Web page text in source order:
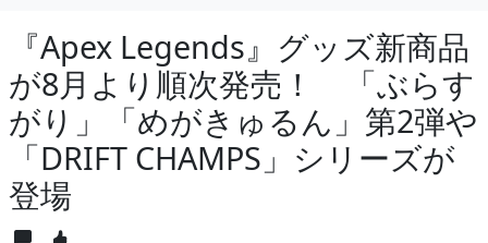
『Apex Legends』グッズ新商品
が8月より順次発売！ 「ぶらす
がり」「めがきゅるん」第2弾や
「DRIFT CHAMPS」シリーズが
登場